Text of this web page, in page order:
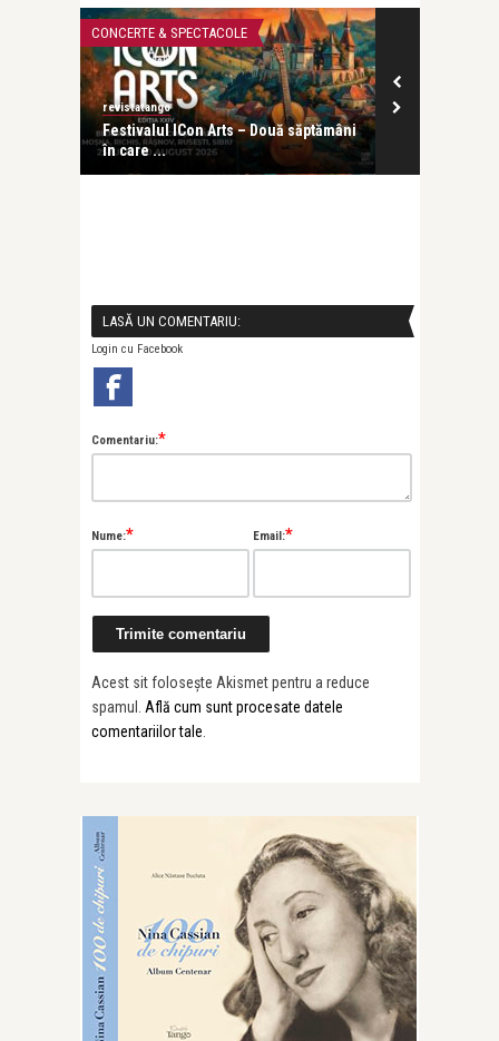
CĂRȚI
revistatango
Pass:ages de Ruxandra Donose s-a
lansat la ICR Londra. G ...
Alice Năstase
Prună’s “Al ...
LASĂ UN COMENTARIU:
Login cu Facebook
Comentariu:*
Nume:* Email:*
Acest sit folosește Akismet pentru a reduce
spamul. Află cum sunt procesate datele
comentariilor tale.